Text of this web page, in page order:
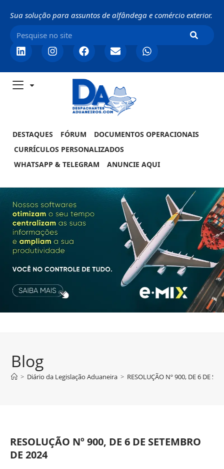
Sua solução para assuntos de alfândega e comércio exterior.
DESTAQUES FÓRUM
DOCUMENTOS OPERACIONAIS
CURRÍCULOS PERSONALIZADOS
WHATSAPP & TELEGRAM
ANUNCIE AQUI
Blog
> Diário da Legislação Aduaneira > RESOLUÇÃO Nº 900, DE 6 DE
RESOLUÇÃO Nº 900, DE 6 DE SETEMBRO
DE 2024